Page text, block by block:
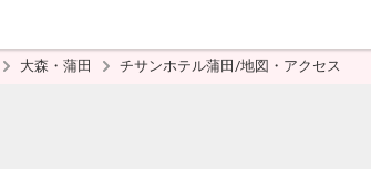
大森・蒲田 チサンホテル蒲田/地図・アクセス